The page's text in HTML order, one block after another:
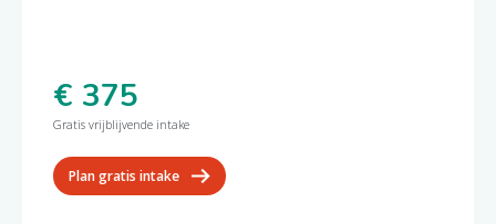
€ 375
Gratis vrijblijvende intake
Plan gratis intake